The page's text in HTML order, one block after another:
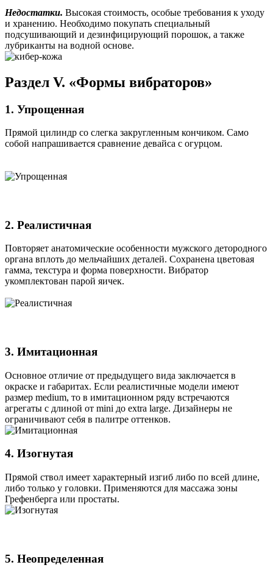
Недостатки. Высокая стоимость, особые требования к уходу
и хранению. Необходимо покупать специальный
подсушивающий и дезинфицирующий порошок, а также
лубриканты на водной основе.
Раздел V. «Формы вибраторов»
1. Упрощенная
Прямой цилиндр со слегка закругленным кончиком. Само
собой напрашивается сравнение девайса с огурцом.
2. Реалистичная
Повторяет анатомические особенности мужского детородного
органа вплоть до мельчайших деталей. Сохранена цветовая
гамма, текстура и форма поверхности. Вибратор
укомплектован парой яичек.
3. Имитационная
Основное отличие от предыдущего вида заключается в
окраске и габаритах. Если реалистичные модели имеют
размер medium, то в имитационном ряду встречаются
агрегаты с длиной от mini до extra large. Дизайнеры не
ограничивают себя в палитре оттенков.
4. Изогнутая
Прямой ствол имеет характерный изгиб либо по всей длине,
либо только у головки. Применяются для массажа зоны
Грефенберга или простаты.
5. Неопределенная